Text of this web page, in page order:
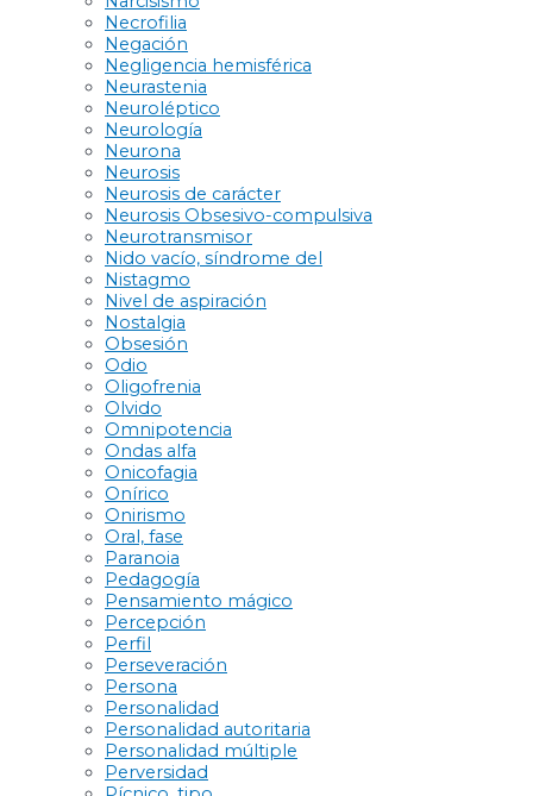
Necrofilia
Negación
Negligencia hemisférica
Neurastenia
Neuroléptico
Neurología
Neurona
Neurosis
Neurosis de carácter
Neurosis Obsesivo-compulsiva
Neurotransmisor
Nido vacío, síndrome del
Nistagmo
Nivel de aspiración
Nostalgia
Obsesión
Odio
Oligofrenia
Olvido
Omnipotencia
Ondas alfa
Onicofagia
Onírico
Onirismo
Oral, fase
Paranoia
Pedagogía
Pensamiento mágico
Percepción
Perfil
Perseveración
Persona
Personalidad
Personalidad autoritaria
Personalidad múltiple
Perversidad